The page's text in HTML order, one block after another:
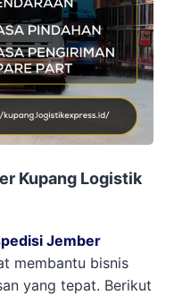
Kupang Logistik
Jember
membantu bisnis
yang tepat. Berikut